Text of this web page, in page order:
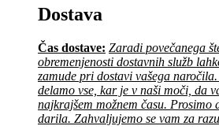
Dostava
Čas dostave: Zaradi povečanega
obremenjenosti dostavnih služb
zamude pri dostavi vašega
delamo vse, kar je v naši moči, da
najkrajšem možnem času. Prosimo
darila. Zahvaljujemo se vam za